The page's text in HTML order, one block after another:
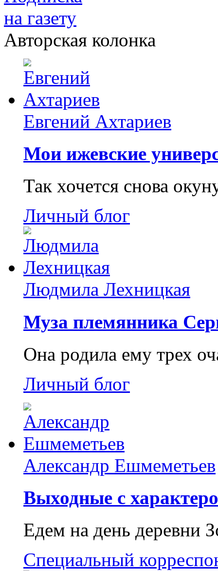
Авторская колонка
Евгений Ахтариев
Мои ижевские
Так хочется снова
Личный блог
Людмила Лехницкая
Муза племянника
Она родила ему трех
Личный блог
Александр Ешмеметьев
Выходные с
Едем на день деревни
Специальный